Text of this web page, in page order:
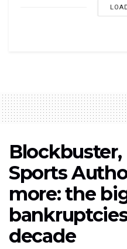
Blockbuster,
Sports
more: the
decade